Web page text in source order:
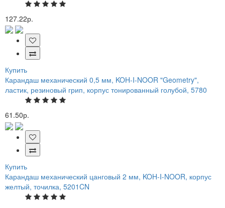
127.22р.
Купить
Карандаш механический 0,5 мм, KOH-I-NOOR "Geometry",
ластик, резиновый грип, корпус тонированный голубой, 5780
61.50р.
Купить
Карандаш механический цанговый 2 мм, KOH-I-NOOR, корпус
желтый, точилка, 5201CN